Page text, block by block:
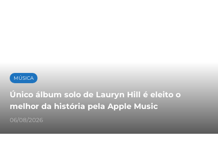
MÚSICA
Único álbum solo de Lauryn Hill é eleito o
melhor da história pela Apple Music
06/08/2026